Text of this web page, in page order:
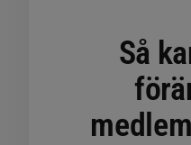
Så